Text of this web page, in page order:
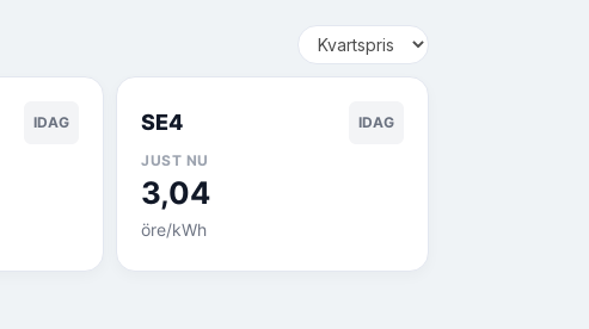
IDAG SE4 IDAG
JUST NU
3,04
öre/kWh